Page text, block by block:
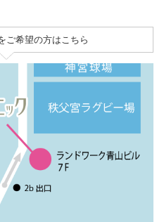
ご希望の方はこちら